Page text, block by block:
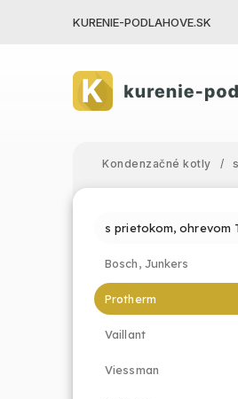
KURENIE-PODLAHOVE.SK
Kondenzačné kotly /
s prietokom, ohrevom
Bosch, Junkers
Protherm
Vaillant
Viessman